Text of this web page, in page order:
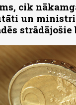
cik
un
strādājošie